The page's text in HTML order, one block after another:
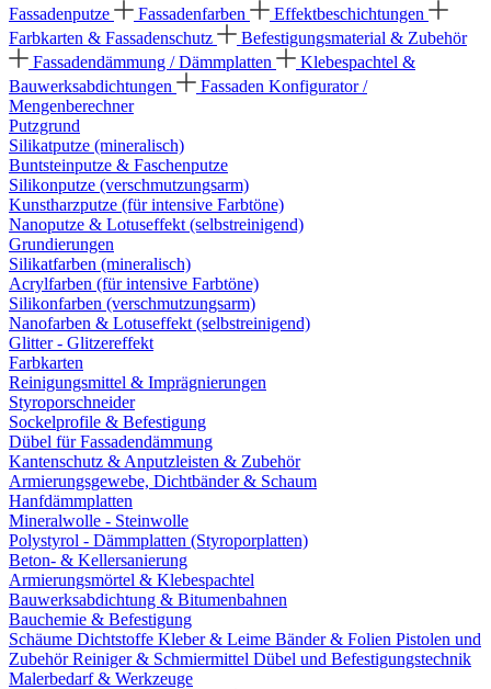
Fassadenputze
Fassadenfarben
Effektbeschichtungen
Farbkarten & Fassadenschutz
Befestigungsmaterial & Zubehör
Fassadendämmung / Dämmplatten
Klebespachtel &
Bauwerksabdichtungen
Fassaden Konfigurator /
Mengenberechner
Putzgrund
Silikatputze (mineralisch)
Buntsteinputze & Faschenputze
Silikonputze (verschmutzungsarm)
Kunstharzputze (für intensive Farbtöne)
Nanoputze & Lotuseffekt (selbstreinigend)
Grundierungen
Silikatfarben (mineralisch)
Acrylfarben (für intensive Farbtöne)
Silikonfarben (verschmutzungsarm)
Nanofarben & Lotuseffekt (selbstreinigend)
Glitter - Glitzereffekt
Farbkarten
Reinigungsmittel & Imprägnierungen
Styroporschneider
Sockelprofile & Befestigung
Dübel für Fassadendämmung
Kantenschutz & Anputzleisten & Zubehör
Armierungsgewebe, Dichtbänder & Schaum
Hanfdämmplatten
Mineralwolle - Steinwolle
Polystyrol - Dämmplatten (Styroporplatten)
Beton- & Kellersanierung
Armierungsmörtel & Klebespachtel
Bauwerksabdichtung & Bitumenbahnen
Bauchemie & Befestigung
Schäume Dichtstoffe Kleber & Leime Bänder & Folien Pistolen und
ZubehörReiniger & Schmiermittel Dübel und Befestigungstechnik
Malerbedarf & Werkzeuge